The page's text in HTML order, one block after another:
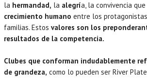
la hermandad, la alegría, la convivencia
crecimiento humano entre los
familias. Estos valores son los
resultados de la competencia.
Clubes que conforman indudablemente
de grandeza, como lo pueden ser River